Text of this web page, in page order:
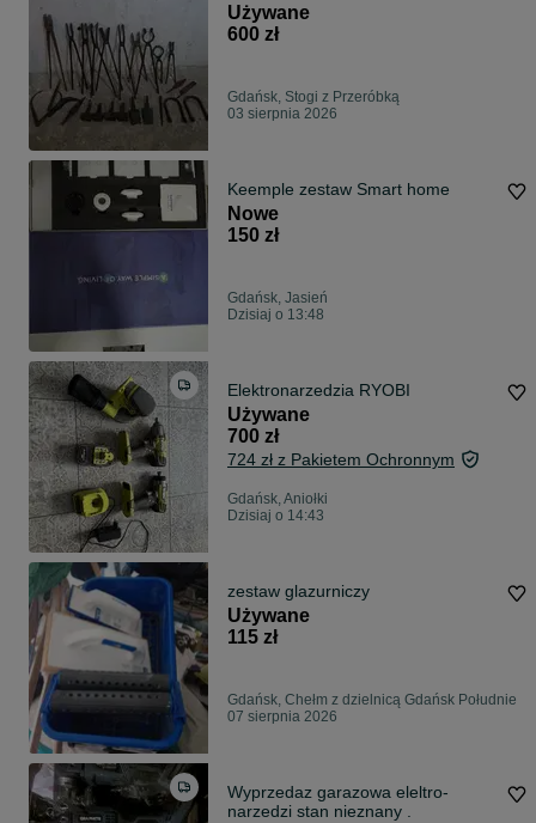
Używane
600 zł
Gdańsk, Stogi z Przeróbką
03 sierpnia 2026
Keemple zestaw Smart home
Nowe
150 zł
Gdańsk, Jasień
Dzisiaj o 13:48
Elektronarzedzia RYOBI
Używane
700 zł
724 zł z Pakietem Ochronnym
Gdańsk, Aniołki
Dzisiaj o 14:43
zestaw glazurniczy
Używane
115 zł
Gdańsk, Chełm z dzielnicą Gdańsk Południe
07 sierpnia 2026
Wyprzedaz garazowa eleltro-
narzedzi stan nieznany .